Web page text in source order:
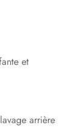
et
arrière